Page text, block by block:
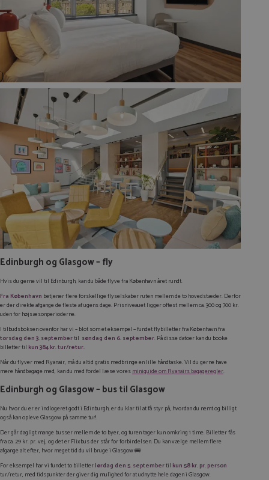
Edinburgh og Glasgow – fly
Hvis du gerne vil til Edinburgh, kan du både flyve fra København året rundt.
Fra København betjener flere forskellige flyselskaber ruten mellem de to hovedstæder. Derfor
er der direkte afgange de fleste af ugens dage. Prisniveauet ligger oftest mellem ca. 300 og 700 kr.
uden for højsæsonperioderne.
I tilbudsboksen ovenfor har vi – blot som et eksempel – fundet flybilletter fra København fra
torsdag den 3. septembertil søndag den 6. september. På disse datoer kan du booke
billetter til kun 384 kr. tur/retur.
Når du flyver med Ryanair, må du altid gratis medbringe en lille håndtaske. Vil du gerne have
mere håndbagage med, kan du med fordel læse voresminiguide om Ryanairs bagageregler.
Edinburgh og Glasgow – bus til Glasgow
Nu hvor du er er indlogeret godt i Edinburgh, er du klar til at få styr på, hvordan du nemt og billigt
også kan opleve Glasgow på samme tur!
Der går dagligt mange busser mellem de to byer, og turen tager kun omkring 1 time. Billetter fås
fra ca. 29 kr. pr. vej, og det er Flixbus der står for forbindelsen. Du kan vælge mellem flere
afgange alt efter, hvor meget tid du vil bruge i Glasgow 🚌
For eksempel har vi fundet to billetterlørdag den 5. septembertil kun 58 kr. pr. person
tur/retur, med tidspunkter der giver dig mulighed for at udnytte hele dagen i Glasgow.